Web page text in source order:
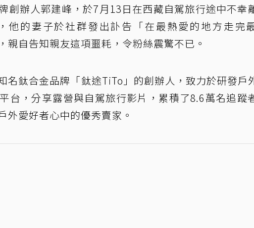
創辦人郭建峰，於7月13日在西藏自駕旅行途中不幸
他的妻子於社群發出訃告「在最熱愛的地方走完
親自告知親友這項噩耗，令粉絲震驚不已。
名鈦合金品牌「鈦途TiTo」的創辦人，致力於研發戶
台，分享露營與自駕旅行影片，累積了8.6萬名追蹤
外愛好者心中的優秀賣家。